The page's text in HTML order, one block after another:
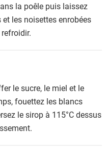
la poêle puis laissez
les noisettes enrobées
le sucre, le miel et le
fouettez les blancs
le sirop à 115°C dessus